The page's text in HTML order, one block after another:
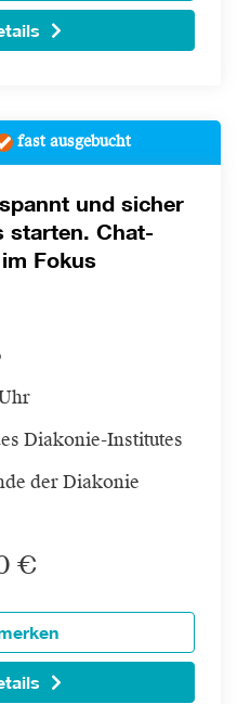
fast ausgebucht
und sicher
starten. Chat-
Fokus
Diakonie-Institutes
der Diakonie
€